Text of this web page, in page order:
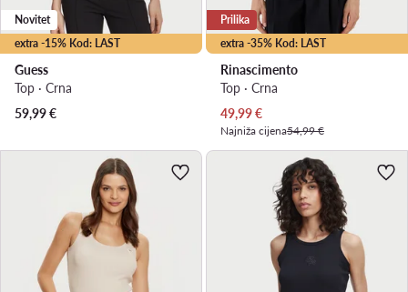
extra -15% Kod: LAST
Novitet
Guess
Top · Crna
59,99€
extra -35% Kod: LAST
Prilika
Rinascimento
Top · Crna
Trenutna cijena
49,99€
Najniža cijena54,99 €